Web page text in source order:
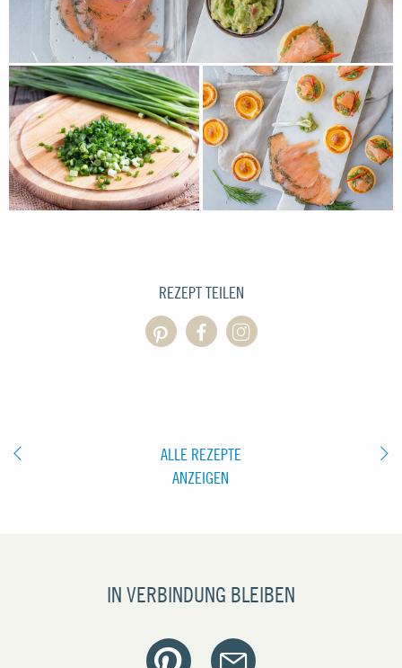
REZEPT TEILEN
ALLE REZEPTE
ANZEIGEN
IN VERBINDUNG BLEIBEN